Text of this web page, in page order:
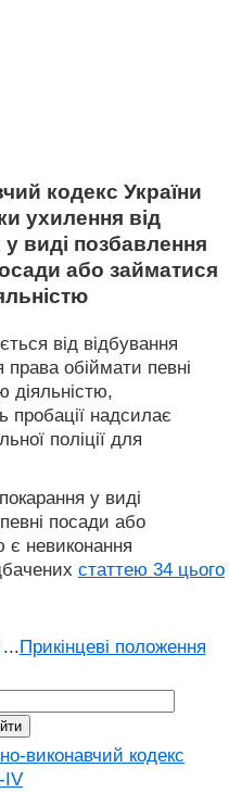
кодекс України
ухилення від
виді позбавлення
або займатися
від відбування
права обіймати певні
діяльністю,
пробації надсилає
поліції для
у виді
посади або
є невиконання
статтею 34 цього
...Прикінцеві положення
виконавчий кодекс
IV